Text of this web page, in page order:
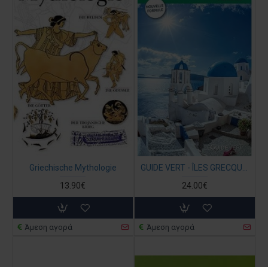
Griechische Mythologie
13.90€
Άμεση αγορά
24.00€
Άμεση αγορά